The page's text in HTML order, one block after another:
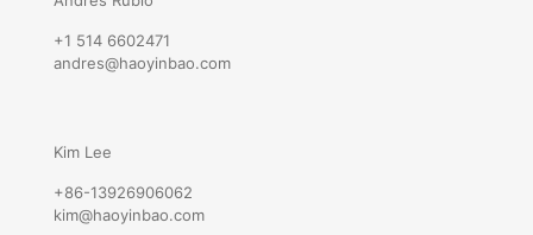
+1 514 6602471
andres@haoyinbao.com
Kim Lee
+86-13926906062
kim@haoyinbao.com